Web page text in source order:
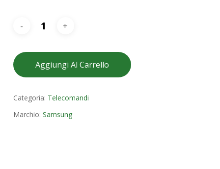
Aggiungi Al Carrello
Categoria: Telecomandi
Marchio: Samsung